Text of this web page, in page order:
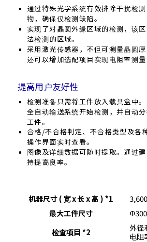
通过特殊光学系统有效排除干扰检
物，确保仅检测缺陷。
实现了对晶圆外缘区域的检测，该
法检测的区域。
采用激光传感器，不但可测量晶圆厚
还可以增加选配项目实现电阻率测量
提高用户友好性
检测准备只需将工件放入载具盒中。
全自动输送系统开始检测，并自动
工件。
合格/不合格判定、不合格类型及各
操作界面实时查看。
图像及详细数据可随时提取。通过
持提高良率。
机器尺寸 ( 宽 x 长 x 高 ) *1
最大工件尺寸
检查项目 *2
外径
电阻